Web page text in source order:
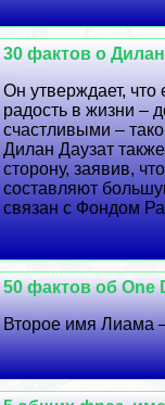
30 фактов о
Он утверждает,
радость в жизни –
счастливыми –
Дилан Даузат
сторону, заявив,
составляют
связан с Фондом
50 фактов об One
Второе имя Лиама